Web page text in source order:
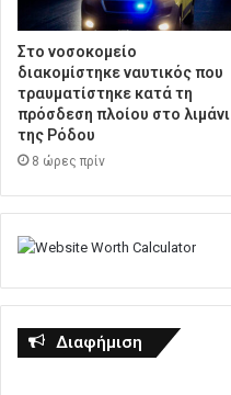
Στο νοσοκομείο
διακομίστηκε ναυτικός που
τραυματίστηκε κατά τη
πρόσδεση πλοίου στο λιμάνι
της Ρόδου
8 ώρες πρίν
Διαφήμιση